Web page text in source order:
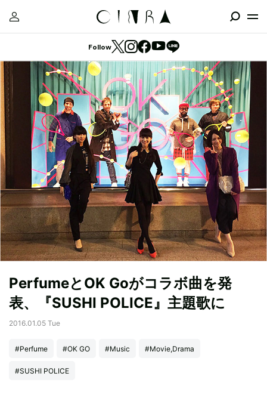
Follow
PerfumeとOK Goがコラボ曲を発
表、『SUSHI POLICE』主題歌に
2016.01.05 Tue
#Perfume #OK GO #Music #Movie,Drama
#SUSHI POLICE